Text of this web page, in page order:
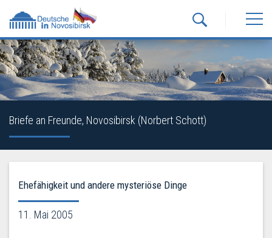
Briefe an Freunde, Novosibirsk (Norbert Schott)
Ehefähigkeit und andere mysteriöse Dinge
11. Mai 2005